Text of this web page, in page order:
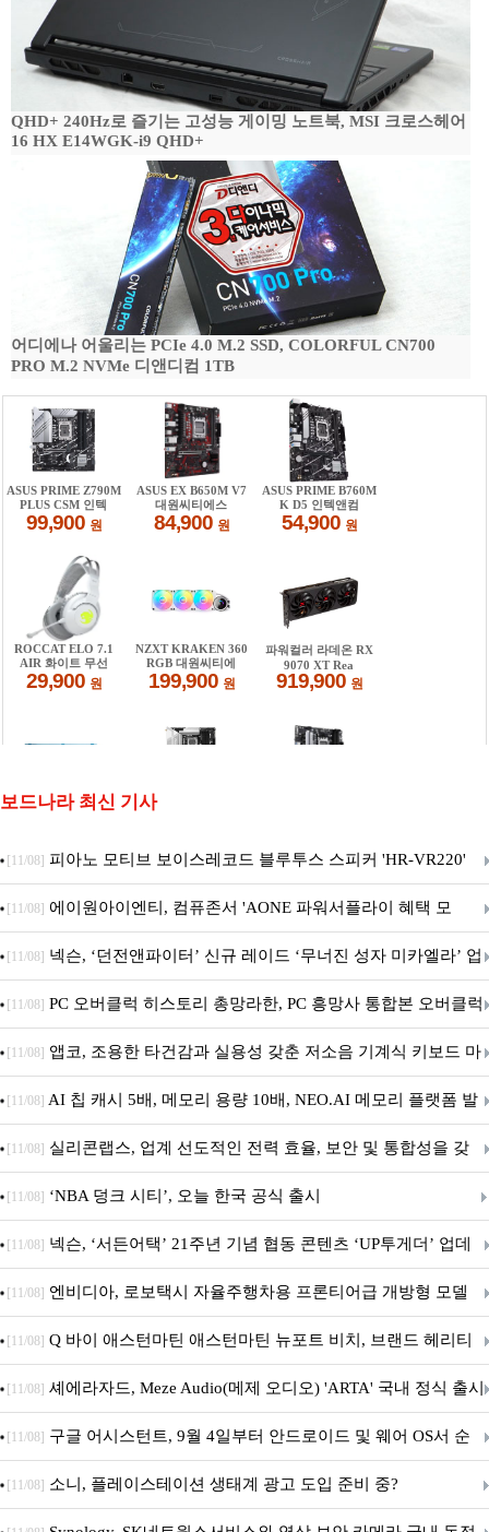
QHD+ 240Hz로 즐기는 고성능 게이밍 노트북, MSI 크로스헤어
16 HX E14WGK-i9 QHD+
어디에나 어울리는 PCIe 4.0 M.2 SSD, COLORFUL CN700
PRO M.2 NVMe 디앤디컴 1TB
보드나라 최신 기사
[11/08] 피아노 모티브 보이스레코드 블루투스 스피커 'HR-VR220'
출시
[11/08] 에이원아이엔티, 컴퓨존서 'AONE 파워서플라이 혜택 모
음.ZIP' 이벤트 진행
[11/08] 넥슨, ‘던전앤파이터’ 신규 레이드 ‘무너진 성자 미카엘라’ 업
데이트!
[11/08] PC 오버클럭 히스토리 총망라한, PC 흥망사 통합본 오버클럭
특집(1-4편)
[11/08] 앱코, 조용한 타건감과 실용성 갖춘 저소음 기계식 키보드 마
우스 세트 'KM580' 출시
[11/08] AI 칩 캐시 5배, 메모리 용량 10배, NEO.AI 메모리 플랫폼 발
표
[11/08] 실리콘랩스, 업계 선도적인 전력 효율, 보안 및 통합성을 갖
춘 초저전력 블루투스 LE SoC ‘BG2B’ 공개
[11/08] ‘NBA 덩크 시티’, 오늘 한국 공식 출시
[11/08] 넥슨, ‘서든어택’ 21주년 기념 협동 콘텐츠 ‘UP투게더’ 업데
이트
[11/08] 엔비디아, 로보택시 자율주행차용 프론티어급 개방형 모델
‘알파마요 2 슈퍼’ 상업적 이용 가능
[11/08] Q 바이 애스턴마틴 애스턴마틴 뉴포트 비치, 브랜드 헤리티
지 담은 ‘헤리티지 에디션 컬렉션’ 공개
[11/08] 셰에라자드, Meze Audio(메제 오디오) 'ARTA' 국내 정식 출시
[11/08] 구글 어시스턴트, 9월 4일부터 안드로이드 및 웨어 OS서 순
차 서비스 종료
[11/08] 소니, 플레이스테이션 생태계 광고 도입 준비 중?